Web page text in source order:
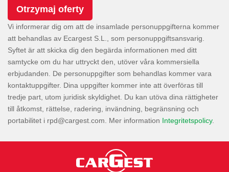
Vi informerar dig om att de insamlade personuppgifterna kommer
att behandlas av Ecargest S.L., som personuppgiftsansvarig.
Syftet är att skicka dig den begärda informationen med ditt
samtycke om du har uttryckt den, utöver våra kommersiella
erbjudanden. De personuppgifter som behandlas kommer vara
kontaktuppgifter. Dina uppgifter kommer inte att överföras till
tredje part, utom juridisk skyldighet. Du kan utöva dina rättigheter
till åtkomst, rättelse, radering, invändning, begränsning och
portabilitet i
. Mer information Integritetspolicy.